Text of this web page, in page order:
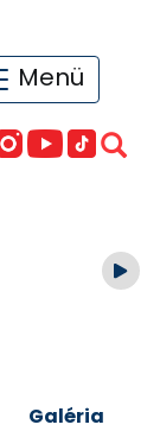
Menü
Galéria